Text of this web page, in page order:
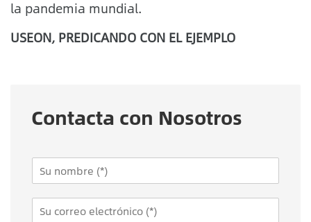
la pandemia mundial.
USEON, PREDICANDO CON EL EJEMPLO
Contacta con Nosotros
N
E
m